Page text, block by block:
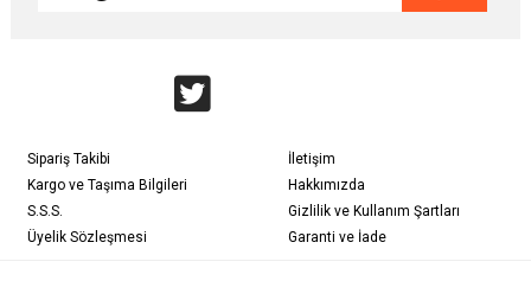
Sipariş Takibi
Kargo ve Taşıma Bilgileri
S.S.S.
Üyelik Sözleşmesi
İletişim
Hakkımızda
Gizlilik ve Kullanım Şartları
Garanti ve İade